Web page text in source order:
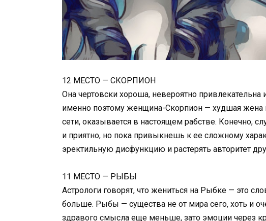
12 МЕСТО — СКОРПИОН
Она чертовски хороша, невероятно привлекательна
именно поэтому женщина-Скорпион — худшая жена
сети, оказывается в настоящем рабстве. Конечно,
и приятно, но пока привыкнешь к ее сложному
эректильную дисфункцию и растерять авторитет
11 МЕСТО — РЫБЫ
Астрологи говорят, что жениться на Рыбке — это
больше. Рыбы — существа не от мира сего, хоть и
здравого смысла еще меньше, зато эмоции через